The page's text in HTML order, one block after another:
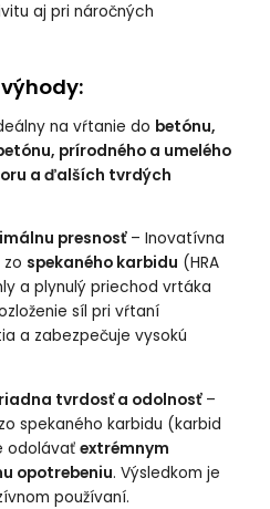
aj pri náročných
na vŕtanie do betónu,
prírodného a umelého
a ďalších tvrdých
presnosť– Inovatívna
spekaného karbidu (HRA
a plynulý priechod vrtáka
síl pri vŕtaní
a zabezpečuje vysokú
tvrdosť a odolnosť–
spekaného karbidu (karbid
odolávaťextrémnym
opotrebeniu. Výsledkom je
používaní.